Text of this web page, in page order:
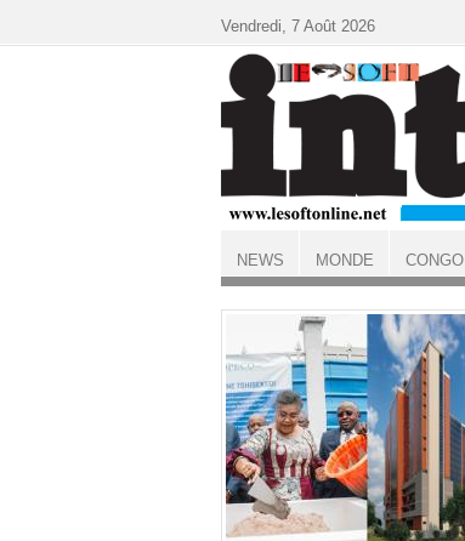
ACCUEIL
Vendredi, 7 Août 2026
NEWS MONDE CONGO